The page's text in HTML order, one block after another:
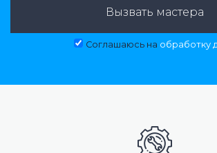
Вызвать мастера
Соглашаюсь на обработку